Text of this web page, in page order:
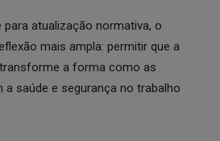
atualização normativa, o
mais ampla: permitir que a
a forma como as
a saúde e segurança no trabalho